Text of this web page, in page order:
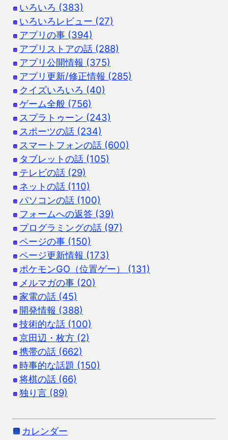
いろいろ (383)
いろいろレビュー (27)
アプリの事 (394)
アプリストアの話 (288)
アプリ公開情報 (375)
アプリ更新/修正情報 (285)
クイズいろいろ (40)
ゲーム全般 (756)
スプラトゥーン (243)
スポーツの話 (234)
スマートフォンの話 (600)
タブレットの話 (105)
テレビの話 (29)
ネットの話 (110)
パソコンの話 (100)
フォームへの返答 (39)
プログラミングの話 (97)
ページの事 (150)
ページ更新情報 (173)
ポケモンGO（位置ゲー） (131)
メルマガの事 (20)
家電の話 (45)
開発情報 (388)
技術的な話 (100)
京田辺・枚方 (2)
携帯の話 (662)
時事的な話題 (150)
将棋の話 (66)
独り言 (89)
カレンダー